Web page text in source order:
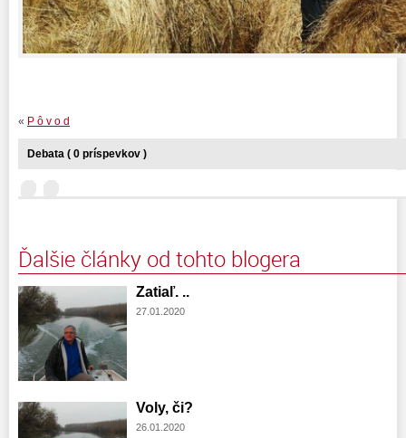
« P ô v o d
Debata ( 0 príspevkov )
Ďalšie články od tohto blogera
Zatiaľ. ..
27.01.2020
Voly, či?
26.01.2020